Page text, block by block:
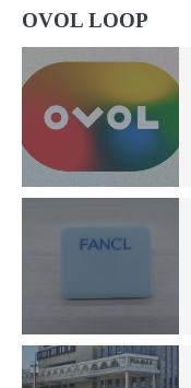
OVOL LOOP